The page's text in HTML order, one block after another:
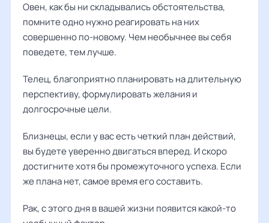
Овен, как бы ни складывались обстоятельства,
помните одно нужно реагировать на них
совершенно по-новому. Чем необычнее вы себя
поведете, тем лучше.
Телец, благоприятно планировать на длительную
перспективу, формулировать желания и
долгосрочные цели.
Близнецы, если у вас есть четкий план действий,
вы будете уверенно двигаться вперед. И скоро
достигните хотя бы промежуточного успеха. Если
же плана нет, самое время его составить.
Рак, с этого дня в вашей жизни появится какой-то